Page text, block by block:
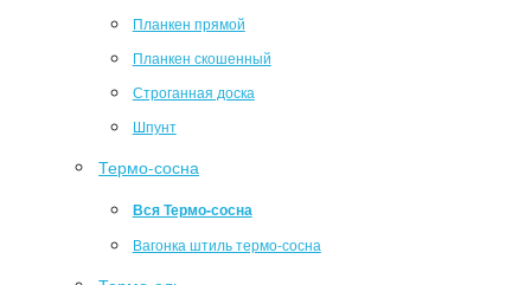
Планкен прямой
Планкен скошенный
Строганная доска
Шпунт
Термо-сосна
Вся Термо-сосна
Вагонка штиль термо-сосна